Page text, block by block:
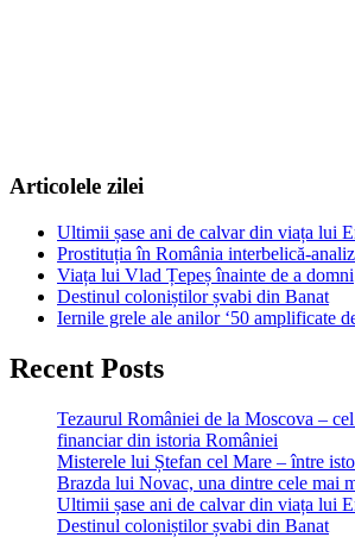
Articolele zilei
Ultimii șase ani de calvar din viața lui
Prostituția în România interbelică-
Viața lui Vlad Țepeș înainte de a domni
Destinul coloniștilor șvabi din Banat
Iernile grele ale anilor ‘50 amplificate
Recent Posts
Tezaurul României de la Moscova –
financiar din istoria României
Misterele lui Ștefan cel Mare – între
Brazda lui Novac, una dintre cele mai
Ultimii șase ani de calvar din viața lui
Destinul coloniștilor șvabi din Banat